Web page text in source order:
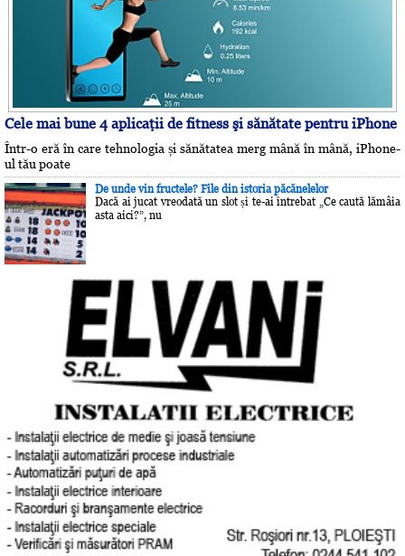
Cele mai bune 4 aplicaţii de fitness şi sănătate pentru iPhone
Într-o eră în care tehnologia și sănătatea merg mână în mână, iPhone-
ul tău poate
De unde vin fructele? File din istoria păcănelelor
Dacă ai jucat vreodată un slot și te-ai întrebat „Ce caută lămâia
asta aici?”, nu